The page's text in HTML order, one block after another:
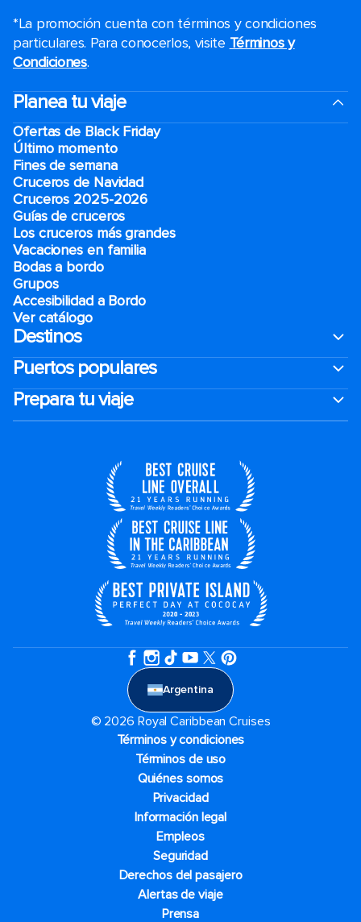
*La promoción cuenta con términos y condiciones
particulares. Para conocerlos, visite Términos y
Condiciones.
Planea tu viaje
Ofertas de Black Friday
Último momento
Fines de semana
Cruceros de Navidad
Cruceros 2025-2026
Guías de cruceros
Los cruceros más grandes
Vacaciones en familia
Bodas a bordo
Grupos
Accesibilidad a Bordo
Ver catálogo
Destinos
Puertos populares
Prepara tu viaje
Argentina
© 2026 Royal Caribbean Cruises
Términos y condiciones
Términos de uso
Quiénes somos
Privacidad
Información legal
Empleos
Seguridad
Derechos del pasajero
Alertas de viaje
Prensa